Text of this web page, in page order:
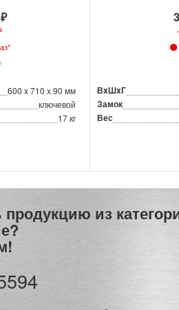
600 x 710 x 90 мм
ключевой
17 кг
ВxШxГ
Замок
Вес